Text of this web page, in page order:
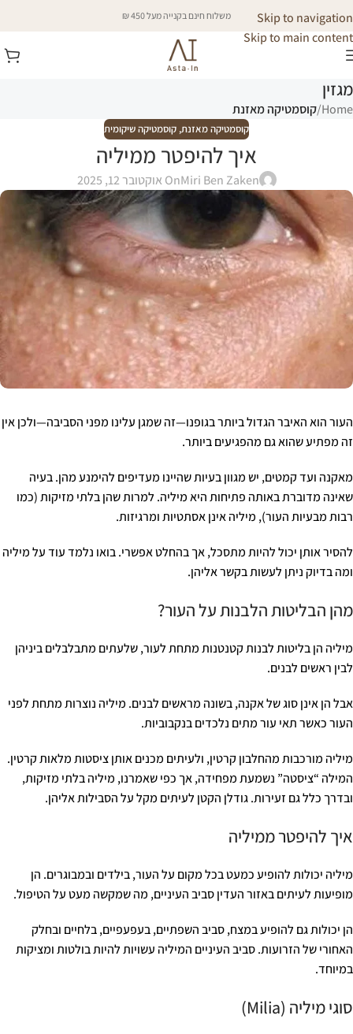
Skip to navigation
Skip to main content
משלוח חינם בקנייה מעל 450 ₪
מגזין
Home
/קוסמטיקה מאזנת
קוסמטיקה מאזנת, קוסמטיקה שיקומית
איך להיפטר ממיליה
Miri Ben ZakenOn אוקטובר 12, 2025
העור הוא האיבר הגדול ביותר בגופנו—זה שמגן עלינו מפני הסביבה—ולכן אין
זה מפתיע שהוא גם מהפגיעים ביותר.
מאקנה ועד קמטים, יש מגוון בעיות שהיינו מעדיפים להימנע מהן. בעיה
שאינה מדוברת באותה פתיחות היא מיליה. למרות שהן בלתי מזיקות (כמו
רבות מבעיות העור), מיליה אינן אסתטיות ומרגיזות.
להסיר אותן יכול להיות מתסכל, אך בהחלט אפשרי. בואו נלמד עוד על מיליה
ומה בדיוק ניתן לעשות בקשר אליהן.
מהן הבליטות הלבנות על העור?
מיליה הן בליטות לבנות קטנטנות מתחת לעור, שלעתים מתבלבלים ביניהן
לבין ראשים לבנים.
אבל הן אינן סוג של אקנה, בשונה מראשים לבנים. מיליה נוצרות מתחת לפני
העור כאשר תאי עור מתים נלכדים בנקבוביות.
מיליה מורכבות מהחלבון קרטין, ולעיתים מכנים אותן ציסטות מלאות קרטין.
המילה “ציסטה” נשמעת מפחידה, אך כפי שאמרנו, מיליה בלתי מזיקות,
ובדרך כלל גם זעירות. גודלן הקטן לעיתים מקל על הסבילות אליהן.
איך להיפטר ממיליה
מיליה יכולות להופיע כמעט בכל מקום על העור, בילדים ובמבוגרים. הן
מופיעות לעיתים באזור העדין סביב העיניים, מה שמקשה מעט על הטיפול.
הן יכולות גם להופיע במצח, סביב השפתיים, בעפעפיים, בלחיים ובחלק
האחורי של הזרועות. סביב העיניים המיליה עשויות להיות בולטות ומציקות
במיוחד.
סוגי מיליה (Milia)